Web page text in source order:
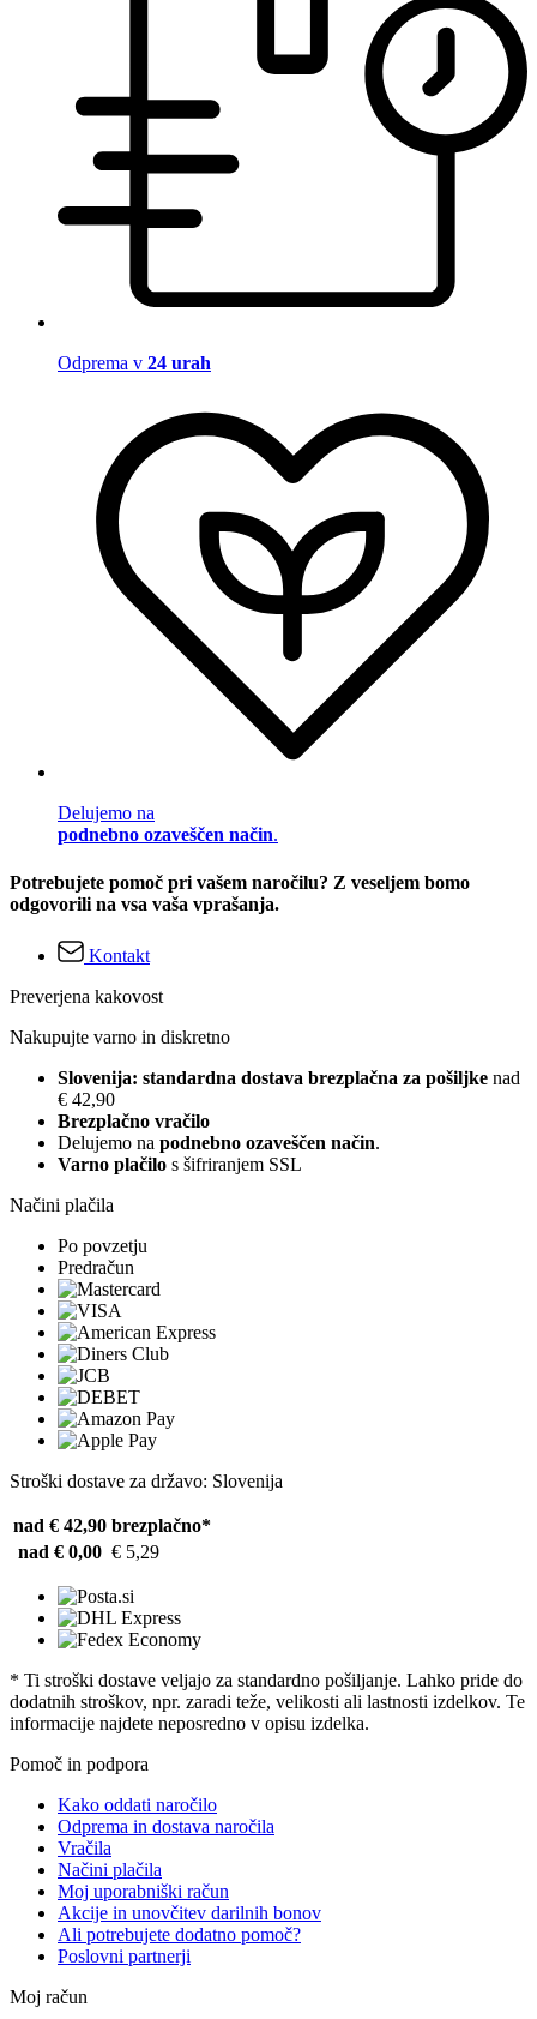
Odprema v 24 urah
Delujemo na
podnebno ozaveščen način.
Potrebujete pomoč pri vašem naročilu? Z veseljem bomo
odgovorili na vsa vaša vprašanja.
Kontakt
Preverjena kakovost
Nakupujte varno in diskretno
Slovenija: standardna dostava brezplačna za pošiljke nad
€ 42,90
Brezplačno vračilo
Delujemo na podnebno ozaveščen način.
Varno plačilo s šifriranjem SSL
Načini plačila
Po povzetju
Predračun
Stroški dostave za državo: Slovenija
nad € 42,90 brezplačno*
nad € 0,00 € 5,29
* Ti stroški dostave veljajo za standardno pošiljanje. Lahko pride do
dodatnih stroškov, npr. zaradi teže, velikosti ali lastnosti izdelkov. Te
informacije najdete neposredno v opisu izdelka.
Pomoč in podpora
Kako oddati naročilo
Odprema in dostava naročila
Vračila
Načini plačila
Moj uporabniški račun
Akcije in unovčitev darilnih bonov
Ali potrebujete dodatno pomoč?
Poslovni partnerji
Moj račun